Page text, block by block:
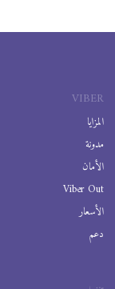
VIBER
المزايا
مدونة
الأمان
Viber Out
الأسعار
دعم